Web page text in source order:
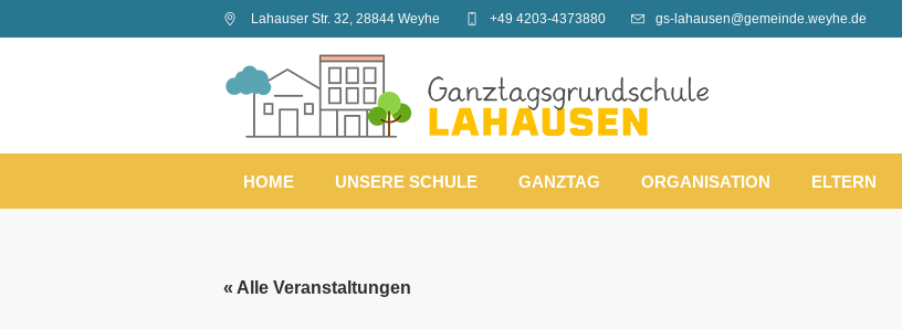
Lahauser Str. 32, 28844 Weyhe +49 4203-4373880 gs-lahausen@gemeinde.weyhe.de
HOME UNSERE SCHULE GANZTAG ORGANISATION ELTERN
« Alle Veranstaltungen